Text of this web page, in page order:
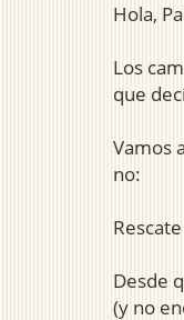
Hola,
Los
que
Vamos
no:
Rescate
Desde
(y no